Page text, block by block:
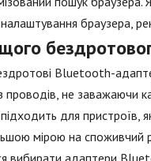
браузера,
Bluetooth-
не заважаючи
для пристроїв,
мірою на
вибирати адаптери